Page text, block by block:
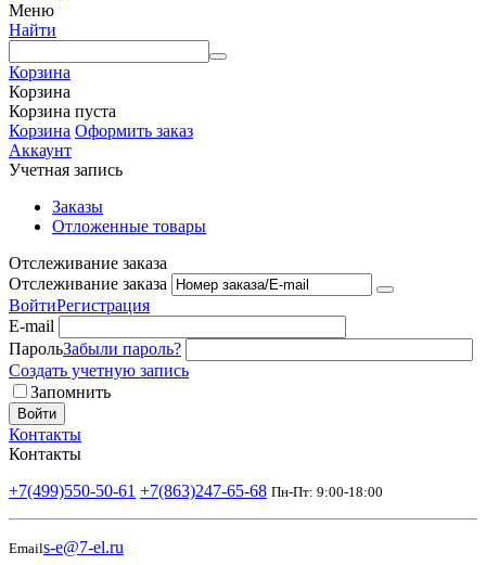
Меню
Найти
Корзина
Корзина
Корзина пуста
Корзина Оформить заказ
Аккаунт
Учетная запись
Заказы
Отложенные товары
Отслеживание заказа
Отслеживание заказа
ВойтиРегистрация
E-mail
ПарольЗабыли пароль?
Создать учетную запись
Запомнить
Войти
Контакты
Контакты
+7(499)550-50-61 +7(863)247-65-68 Пн-Пт: 9:00-18:00
Emails-e@7-el.ru